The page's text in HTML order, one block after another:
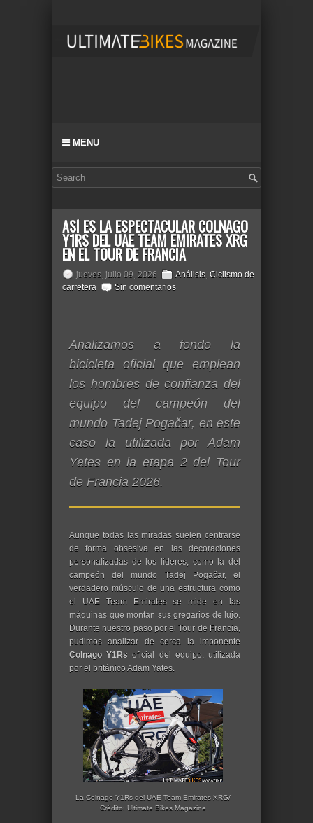
MENU
ASÍ ES LA ESPECTACULAR COLNAGO
Y1RS DEL UAE TEAM EMIRATES XRG
EN EL TOUR DE FRANCIA
jueves, julio 09, 2026 Análisis, Ciclismo de
carretera
Sin comentarios
Analizamos a fondo la
bicicleta oficial que emplean
los hombres de confianza del
equipo del campeón del
mundo Tadej Pogačar, en este
caso la utilizada por Adam
Yates en la etapa 2 del Tour
de Francia 2026.
Aunque todas las miradas suelen centrarse
de forma obsesiva en las decoraciones
personalizadas de los líderes, como la del
campeón del mundo Tadej Pogačar, el
verdadero músculo de una estructura como
el UAE Team Emirates se mide en las
máquinas que montan sus gregarios de lujo.
Durante nuestro paso por el Tour de Francia,
pudimos analizar de cerca la imponente
Colnago Y1Rs oficial del equipo, utilizada
por el británico Adam Yates.
La Colnago Y1Rs del UAE Team Emirates XRG/
Crédito: Ultimate Bikes Magazine